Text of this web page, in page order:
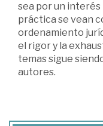
sea por un
práctica se vean
ordenamiento
el rigor y la
temas sigue
autores.